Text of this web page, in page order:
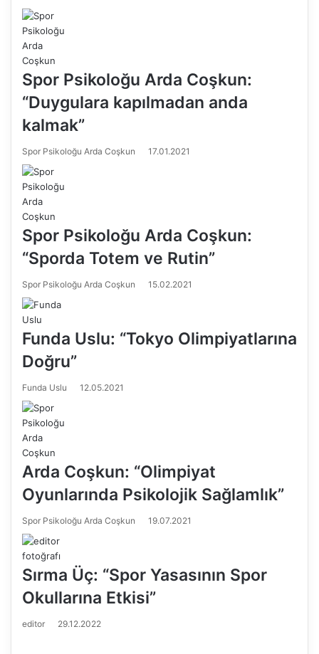
Spor Psikoloğu Arda Coşkun:
“Duygulara kapılmadan anda
kalmak”
Spor Psikoloğu Arda Coşkun 17.01.2021
Spor Psikoloğu Arda Coşkun:
“Sporda Totem ve Rutin”
Spor Psikoloğu Arda Coşkun 15.02.2021
Funda Uslu: “Tokyo Olimpiyatlarına
Doğru”
Funda Uslu 12.05.2021
Arda Coşkun: “Olimpiyat
Oyunlarında Psikolojik Sağlamlık”
Spor Psikoloğu Arda Coşkun 19.07.2021
Sırma Üç: “Spor Yasasının Spor
Okullarına Etkisi”
editor 29.12.2022